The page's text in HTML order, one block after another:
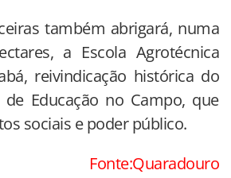
também abrigará, numa
a Escola Agrotécnica
reivindicação histórica do
de Educação no Campo, que
sociais e poder público.
Fonte:Quaradouro